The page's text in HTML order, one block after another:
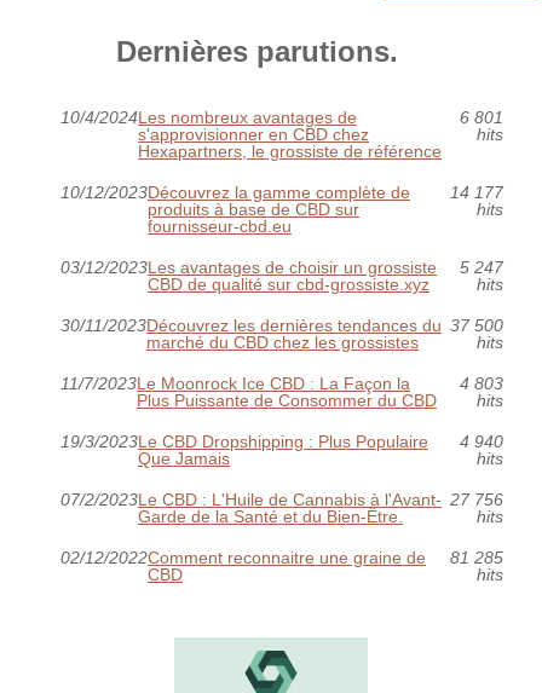
Dernières parutions.
10/4/2024Les nombreux avantages de
s'approvisionner en CBD chez
Hexapartners, le grossiste de référence
6 801
hits
10/12/2023Découvrez la gamme complète de
produits à base de CBD sur
fournisseur-cbd.eu
14 177
hits
03/12/2023Les avantages de choisir un grossiste
CBD de qualité sur cbd-grossiste.xyz
5 247
hits
30/11/2023Découvrez les dernières tendances du
marché du CBD chez les grossistes
37 500
hits
11/7/2023Le Moonrock Ice CBD : La Façon la
Plus Puissante de Consommer du CBD
4 803
hits
19/3/2023Le CBD Dropshipping : Plus Populaire
Que Jamais
4 940
hits
07/2/2023Le CBD : L'Huile de Cannabis à l'Avant-
Garde de la Santé et du Bien-Être.
27 756
hits
02/12/2022Comment reconnaitre une graine de
CBD
81 285
hits